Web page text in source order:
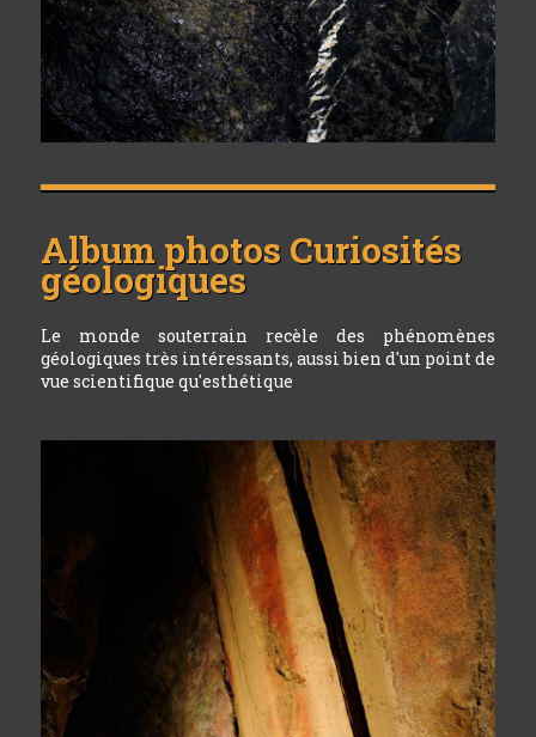
Album photos Curiosités
géologiques
Le monde souterrain recèle des phénomènes
géologiques très intéressants, aussi bien d'un point de
vue scientifique qu'esthétique